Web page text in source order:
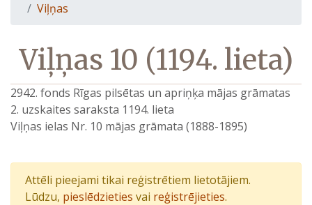
Viļņas
Viļņas 10 (1194. lieta)
2942. fonds Rīgas pilsētas un apriņķa mājas grāmatas
2. uzskaites saraksta 1194. lieta
Viļņas ielas Nr. 10 mājas grāmata (1888-1895)
Attēli pieejami tikai reģistrētiem lietotājiem.
Lūdzu, pieslēdzieties vai reģistrējieties.